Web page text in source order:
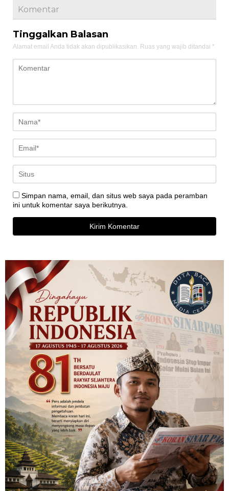
Komentar
Tinggalkan Balasan
Alamat email Anda tidak akan dipublikasikan. Ruas yang wajib ditandai *
Simpan nama, email, dan situs web saya pada peramban
ini untuk komentar saya berikutnya.